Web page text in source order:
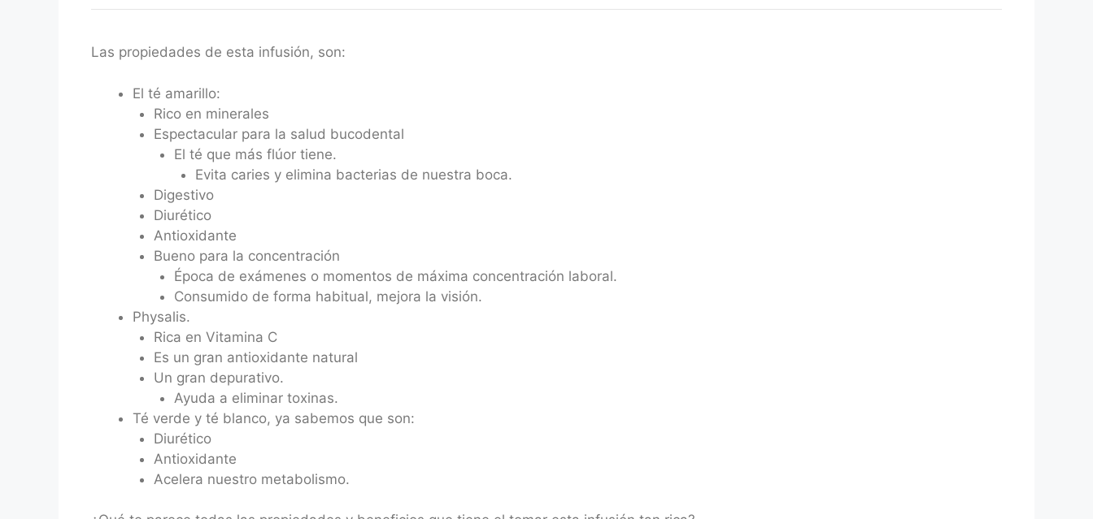
Las propiedades de esta infusión, son:
El té amarillo:
Rico en minerales
Espectacular para la salud bucodental
El té que más flúor tiene.
Evita caries y elimina bacterias de nuestra boca.
Digestivo
Diurético
Antioxidante
Bueno para la concentración
Época de exámenes o momentos de máxima concentración laboral.
Consumido de forma habitual, mejora la visión.
Physalis.
Rica en Vitamina C
Es un gran antioxidante natural
Un gran depurativo.
Ayuda a eliminar toxinas.
Té verde y té blanco, ya sabemos que son:
Diurético
Antioxidante
Acelera nuestro metabolismo.